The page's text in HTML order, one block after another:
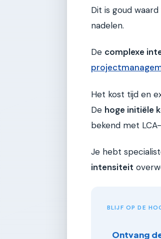
Dit is goud
nadelen.
De complexe
Het kost tijd en
De hoge initiële
bekend met
Je hebt
intensiteit
BLIJF OP DE
Ontvang